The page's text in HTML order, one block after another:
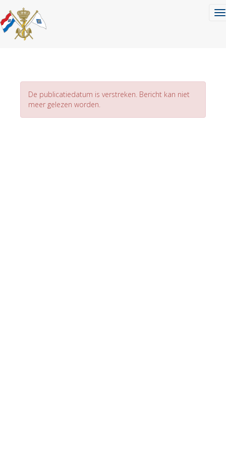
De publicatiedatum is verstreken. Bericht kan niet
meer gelezen worden.